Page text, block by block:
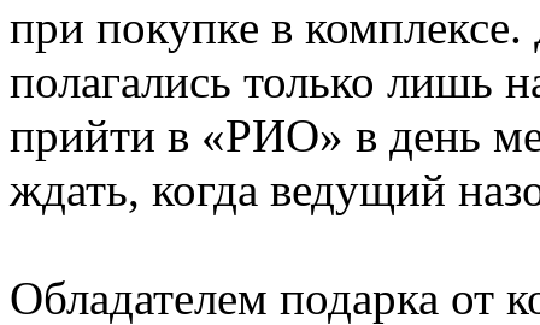
при покупке в
полагались только лишь
прийти в «РИО» в день
ждать, когда ведущий
Обладателем подарка от